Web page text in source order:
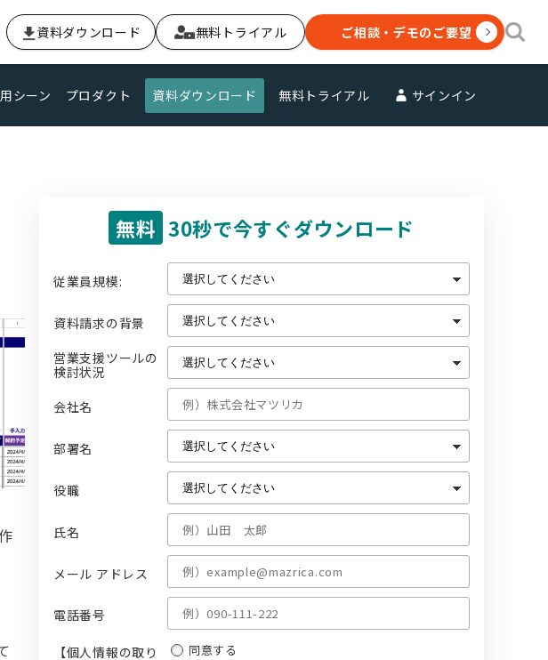
資料ダウンロード 無料トライアル ご相談・デモのご要望
シーン プロダクト 資料ダウンロード 無料トライアル サインイン
無料 30秒で今すぐダウンロード
従業員規模:
資料請求の背景
営業支援ツールの
検討状況
会社名
部署名
役職
氏名
メール アドレス
電話番号
【個人情報の取り
同意する